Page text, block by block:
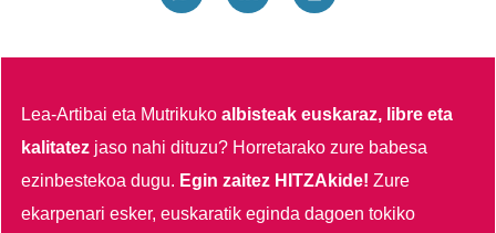
Lea-Artibai eta Mutrikukoalbisteak euskaraz, libre eta
kalitatez jaso nahi dituzu? Horretarako zure babesa
ezinbestekoa dugu. Egin zaitez HITZAkide!Zure
ekarpenari esker, euskaratik eginda dagoen tokiko